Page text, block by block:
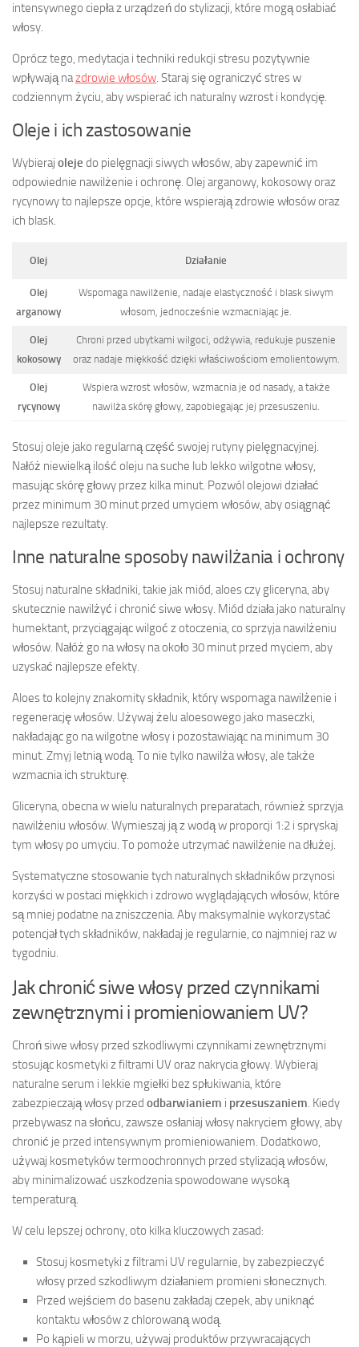
intensywnego ciepła z urządzeń do stylizacji, które mogą osłabiać
włosy.
Oprócz tego, medytacja i techniki redukcji stresu pozytywnie
wpływają nazdrowie włosów. Staraj się ograniczyć stres w
codziennym życiu, aby wspierać ich naturalny wzrost i kondycję.
Oleje i ich zastosowanie
Wybieraj oleje do pielęgnacji siwych włosów, aby zapewnić im
odpowiednie nawilżenie i ochronę. Olej arganowy, kokosowy oraz
rycynowy to najlepsze opcje, które wspierają zdrowie włosów oraz
ich blask.
Olej Działanie
Olej
arganowy
Wspomaga nawilżenie, nadaje elastyczność i blask siwym
włosom, jednocześnie wzmacniając je.
Olej
kokosowy
Chroni przed ubytkami wilgoci, odżywia, redukuje puszenie
oraz nadaje miękkość dzięki właściwościom emolientowym.
Olej
rycynowy
Wspiera wzrost włosów, wzmacnia je od nasady, a także
nawilża skórę głowy, zapobiegając jej przesuszeniu.
Stosuj oleje jako regularną część swojej rutyny pielęgnacyjnej.
Nałóż niewielką ilość oleju na suche lub lekko wilgotne włosy,
masując skórę głowy przez kilka minut. Pozwól olejowi działać
przez minimum 30 minut przed umyciem włosów, aby osiągnąć
najlepsze rezultaty.
Inne naturalne sposoby nawilżania i ochrony
Stosuj naturalne składniki, takie jak miód, aloes czy gliceryna, aby
skutecznie nawilżyć i chronić siwe włosy. Miód działa jako naturalny
humektant, przyciągając wilgoć z otoczenia, co sprzyja nawilżeniu
włosów. Nałóż go na włosy na około 30 minut przed myciem, aby
uzyskać najlepsze efekty.
Aloes to kolejny znakomity składnik, który wspomaga nawilżenie i
regenerację włosów. Używaj żelu aloesowego jako maseczki,
nakładając go na wilgotne włosy i pozostawiając na minimum 30
minut. Zmyj letnią wodą. To nie tylko nawilża włosy, ale także
wzmacnia ich strukturę.
Gliceryna, obecna w wielu naturalnych preparatach, również sprzyja
nawilżeniu włosów. Wymieszaj ją z wodą w proporcji 1:2 i spryskaj
tym włosy po umyciu. To pomoże utrzymać nawilżenie na dłużej.
Systematyczne stosowanie tych naturalnych składników przynosi
korzyści w postaci miękkich i zdrowo wyglądających włosów, które
są mniej podatne na zniszczenia. Aby maksymalnie wykorzystać
potencjał tych składników, nakładaj je regularnie, co najmniej raz w
tygodniu.
Jak chronić siwe włosy przed czynnikami
zewnętrznymi i promieniowaniem UV?
Chroń siwe włosy przed szkodliwymi czynnikami zewnętrznymi
stosując kosmetyki z filtrami UV oraz nakrycia głowy. Wybieraj
naturalne serum i lekkie mgiełki bez spłukiwania, które
zabezpieczają włosy przed odbarwianiem i przesuszaniem. Kiedy
przebywasz na słońcu, zawsze osłaniaj włosy nakryciem głowy, aby
chronić je przed intensywnym promieniowaniem. Dodatkowo,
używaj kosmetyków termoochronnych przed stylizacją włosów,
aby minimalizować uszkodzenia spowodowane wysoką
temperaturą.
W celu lepszej ochrony, oto kilka kluczowych zasad:
Stosuj kosmetyki z filtrami UV regularnie, by zabezpieczyć
włosy przed szkodliwym działaniem promieni słonecznych.
Przed wejściem do basenu zakładaj czepek, aby uniknąć
kontaktu włosów z chlorowaną wodą.
Po kąpieli w morzu, używaj produktów przywracających